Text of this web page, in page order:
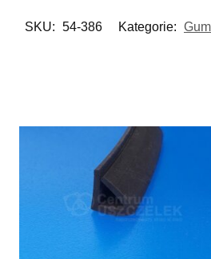
SKU: 54-386 Kategorie: